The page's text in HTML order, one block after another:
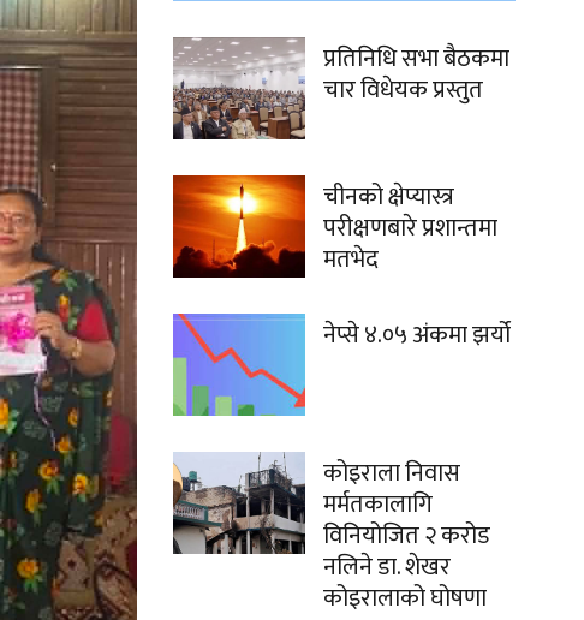
प्रतिनिधि सभा बैठकमा
चार विधेयक प्रस्तुत
चीनको क्षेप्यास्त्र
परीक्षणबारे प्रशान्तमा
मतभेद
नेप्से ४.०५ अंकमा झर्यो
कोइराला निवास
मर्मतकालागि
विनियोजित २ करोड
नलिने डा. शेखर
कोइरालाको घोषणा